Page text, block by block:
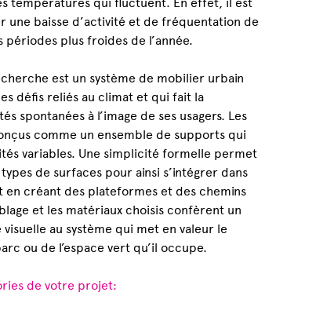
une baisse d’activité et de fréquentation de
périodes plus froides de l’année.
est un système de mobilier urbain
défis reliés au climat et qui fait la
spontanées à l’image de ses usagers. Les
comme un ensemble de supports qui
variables. Une simplicité formelle permet
de surfaces pour ainsi s’intégrer dans
en créant des plateformes et des chemins
et les matériaux choisis confèrent un
au système qui met en valeur le
ou de l’espace vert qu’il occupe.
de votre projet: